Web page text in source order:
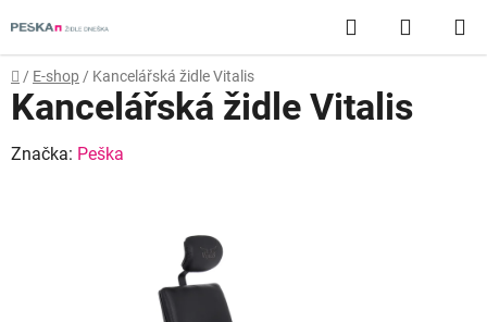
na
obsah
Hledat
KOŠÍK
Domů
/ E-shop / Kancelářská židle Vitalis
Kancelářská židle Vitalis
Značka: Peška